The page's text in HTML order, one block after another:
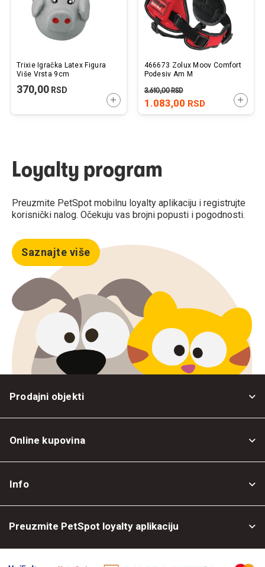
Trixie Igračka Latex Figura
Više Vrsta 9cm
370,00 RSD
DODAJTE U KORPU
466673 Zolux Moov Comfort
Podesiv Am M
1.083,00 RSD
3.610,00RSD
Loyalty program
Preuzmite PetSpot mobilnu loyalty aplikaciju i registrujte
korisnički nalog. Očekuju vas brojni popusti i pogodnosti.
Saznajte više
Prodajni objekti
Online kupovina
Info
Preuzmite PetSpot loyalty aplikaciju